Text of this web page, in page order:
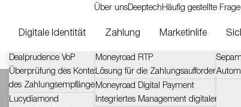
Digitale Identität
Dealprudence VoP
Überprüfung des Kontexts und der Herausforderungen
des Zahlungsempfängers (VOP)
Lucydiamond
Zahlung
Moneyroad RTP
Lösung für die Zahlungsaufforderung.
Moneyroad Digital Payment
Integriertes Management digitaler
Marketinlife
Über unsDeeptech Häufig gestellte